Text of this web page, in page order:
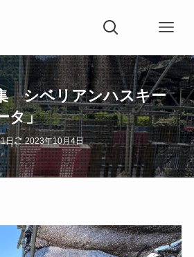
シベリアンハスキー
タ」
日 2023年10月4日